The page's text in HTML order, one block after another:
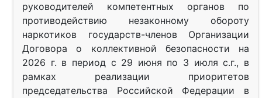
руководителей компетентных органов по
противодействию незаконному обороту
наркотиков государств-членов Организации
Договора о коллективной безопасности на
2026 г. в период с 29 июня по 3 июля с.г., в
рамках реализации приоритетов
председательства Российской Федерации в